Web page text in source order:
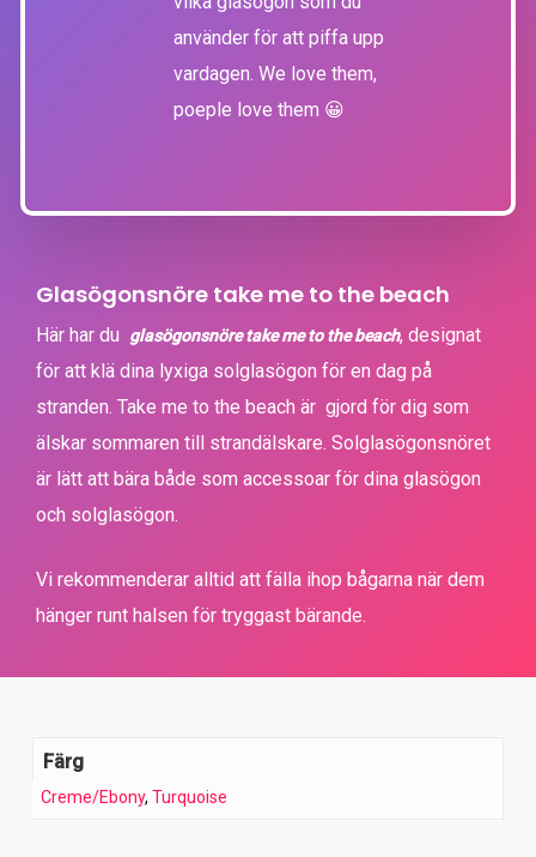
använder för att piffa upp
vardagen. We love them,
poeple love them 😀
Glasögonsnöre take me to the beach
Här har du glasögonsnöre take me to the beach, designat
för att klä dina lyxiga solglasögon för en dag på
stranden. Take me to the beach är gjord för dig som
älskar sommaren till strandälskare. Solglasögonsnöret
är lätt att bära både som accessoar för dina glasögon
och solglasögon.
Vi rekommenderar alltid att fälla ihop bågarna när dem
hänger runt halsen för tryggast bärande.
Färg
Creme/Ebony, Turquoise